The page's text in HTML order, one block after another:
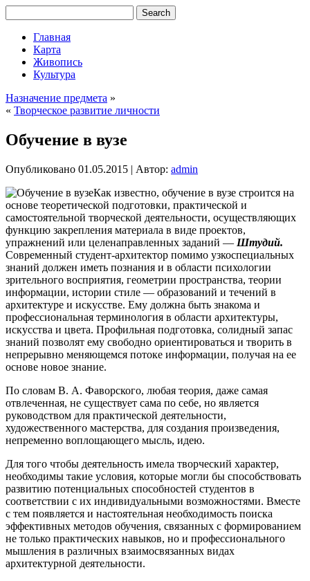
Главная
Карта
Живопись
Культура
Назначение предмета »
« Творческое развитие личности
Обучение в вузе
Опубликовано 01.05.2015 | Автор: admin
Как известно, обучение в вузе строится на
основе теоретической подготовки, практической и
самостоятельной творческой деятельности, осуществляющих
функцию закрепления материала в виде проектов,
упражнений или целенаправленных заданий — Штудий.
Современный студент-архитектор помимо узкоспециальных
знаний должен иметь познания и в области психологии
зрительного восприятия, геометрии пространства, теории
информации, истории стиле — образований и течений в
архитектуре и искусстве. Ему должна быть знакома и
профессиональная терминология в области архитектуры,
искусства и цвета. Профильная подготовка, солидный запас
знаний позволят ему свободно ориентироваться и творить в
непрерывно меняющемся потоке информации, получая на ее
основе новое знание.
По словам В. А. Фаворского, любая теория, даже самая
отвлеченная, не существует сама по себе, но является
руководством для практической деятельности,
художественного мастерства, для создания произведения,
непременно воплощающего мысль, идею.
Для того чтобы деятельность имела творческий характер,
необходимы такие условия, которые могли бы способствовать
развитию потенциальных способностей студентов в
соответствии с их индивидуальными возможностями. Вместе
с тем появляется и настоятельная необходимость поиска
эффективных методов обучения, связанных с формированием
не только практических навыков, но и профессионального
мышления в различных взаимосвязанных видах
архитектурной деятельности.